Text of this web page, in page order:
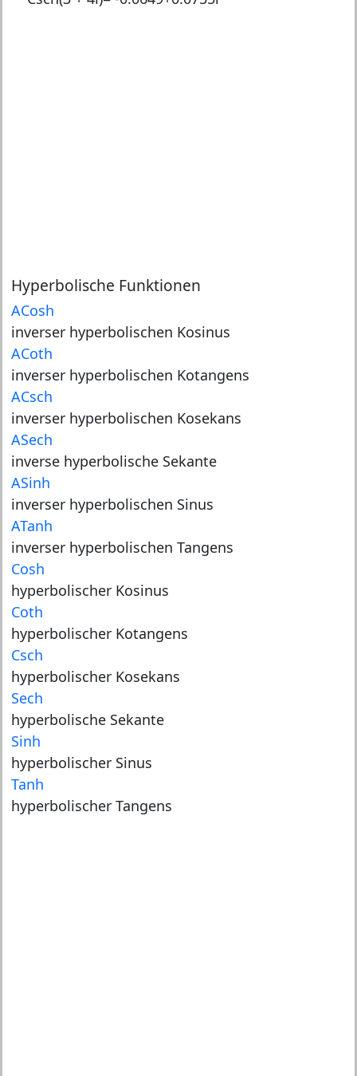
Hyperbolische Funktionen
ACosh
inverser hyperbolischen Kosinus
ACoth
inverser hyperbolischen Kotangens
ACsch
inverser hyperbolischen Kosekans
ASech
inverse hyperbolische Sekante
ASinh
inverser hyperbolischen Sinus
ATanh
inverser hyperbolischen Tangens
Cosh
hyperbolischer Kosinus
Coth
hyperbolischer Kotangens
Csch
hyperbolischer Kosekans
Sech
hyperbolische Sekante
Sinh
hyperbolischer Sinus
Tanh
hyperbolischer Tangens